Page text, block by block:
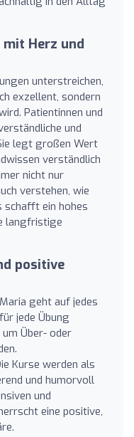
Herz und
unterstreichen,
exzellent, sondern
Patientinnen und
und
legt großen Wert
verständlich
nicht nur
verstehen, wie
schafft ein hohes
langfristige
positive
Maria geht auf jedes
jede Übung
Über- oder
Kurse werden als
und humorvoll
und
eine positive,